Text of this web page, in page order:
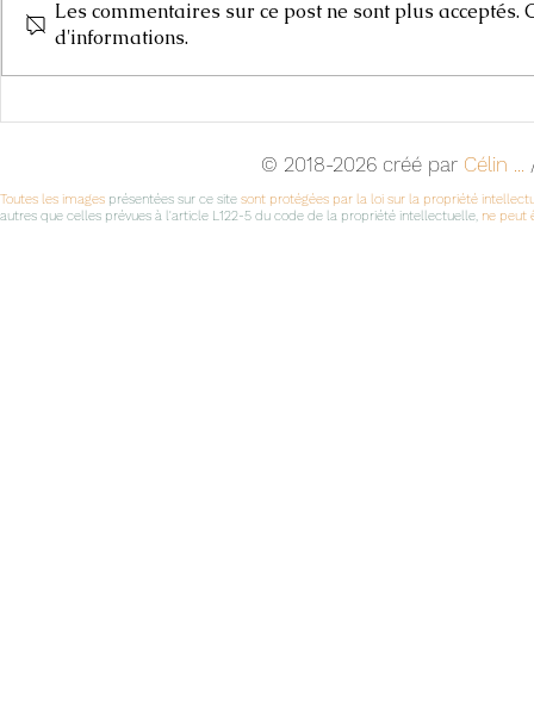
Cours d'Arts Plastiques,
Les commentaires sur ce post ne sont plus
d'informations.
© 2018-2026 créé par Célin ...
Toutes les images présentées sur ce site sont protégées par la loi sur la propriété
autres que celles prévues à l'article L122-5 du code de la propriété intellectuelle, ne peut